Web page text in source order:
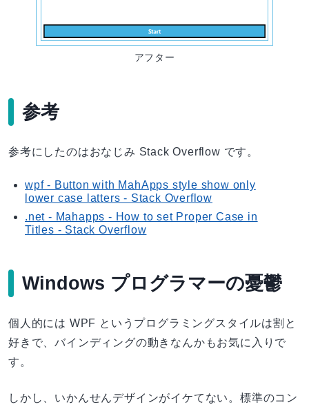
アフター
参考
参考にしたのはおなじみ Stack Overflow です。
wpf - Button with MahApps style show only
lower case latters - Stack Overflow
.net - Mahapps - How to set Proper Case in
Titles - Stack Overflow
Windows プログラマーの憂鬱
個人的には WPF というプログラミングスタイルは割と
好きで、バインディングの動きなんかもお気に入りで
す。
しかし、いかんせんデザインがイケてない。標準のコン